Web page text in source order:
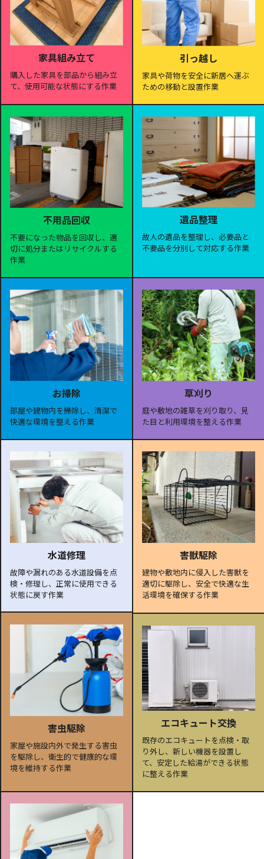
家具組み立て
購入した家具を部品から組み立
て、使用可能な状態にする作業
引っ越し
家具や荷物を安全に新居へ運ぶ
ための移動と設置作業
不用品回収
不要になった物品を回収し、適
切に処分またはリサイクルする
作業
遺品整理
故人の遺品を整理し、必要品と
不要品を分別して対応する作業
お掃除
部屋や建物内を掃除し、清潔で
快適な環境を整える作業
草刈り
庭や敷地の雑草を刈り取り、見
た目と利用環境を整える作業
水道修理
故障や漏れのある水道設備を点
検・修理し、正常に使用できる
状態に戻す作業
害獣駆除
建物や敷地内に侵入した害獣を
適切に駆除し、安全で快適な生
活環境を確保する作業
害虫駆除
家屋や施設内外で発生する害虫
を駆除し、衛生的で健康的な環
境を維持する作業
エコキュート交換
既存のエコキュートを点検・取
り外し、新しい機器を設置し
て、安定した給湯ができる状態
に整える作業